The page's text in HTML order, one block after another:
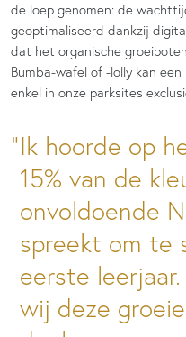
de loep genomen: de
geoptimaliseerd dankzij
dat het organische
Bumba-wafel of -lolly kan
enkel in onze parksites
Ik hoorde op
15% van de
onvoldoende
spreekt om te
eerste
wij deze